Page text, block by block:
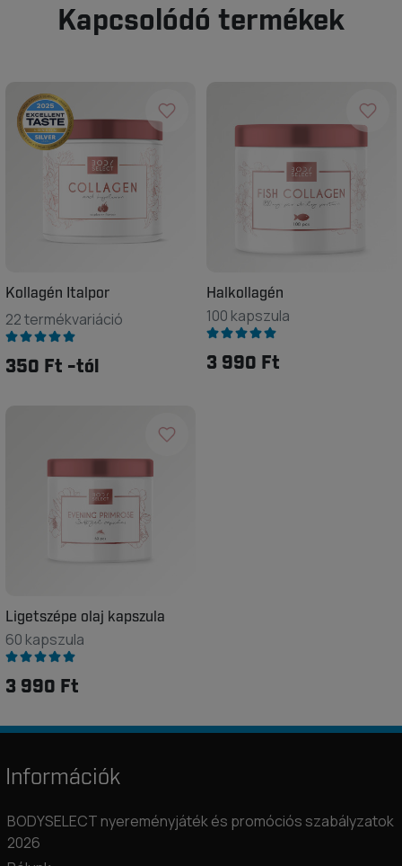
Kapcsolódó termékek
Kollagén Italpor
22 termékvariáció
350 Ft -tól
Halkollagén
100 kapszula
3 990 Ft
Ligetszépe olaj kapszula
60 kapszula
3 990 Ft
Információk
BODYSELECT nyereményjáték és promóciós szabályzatok
2026